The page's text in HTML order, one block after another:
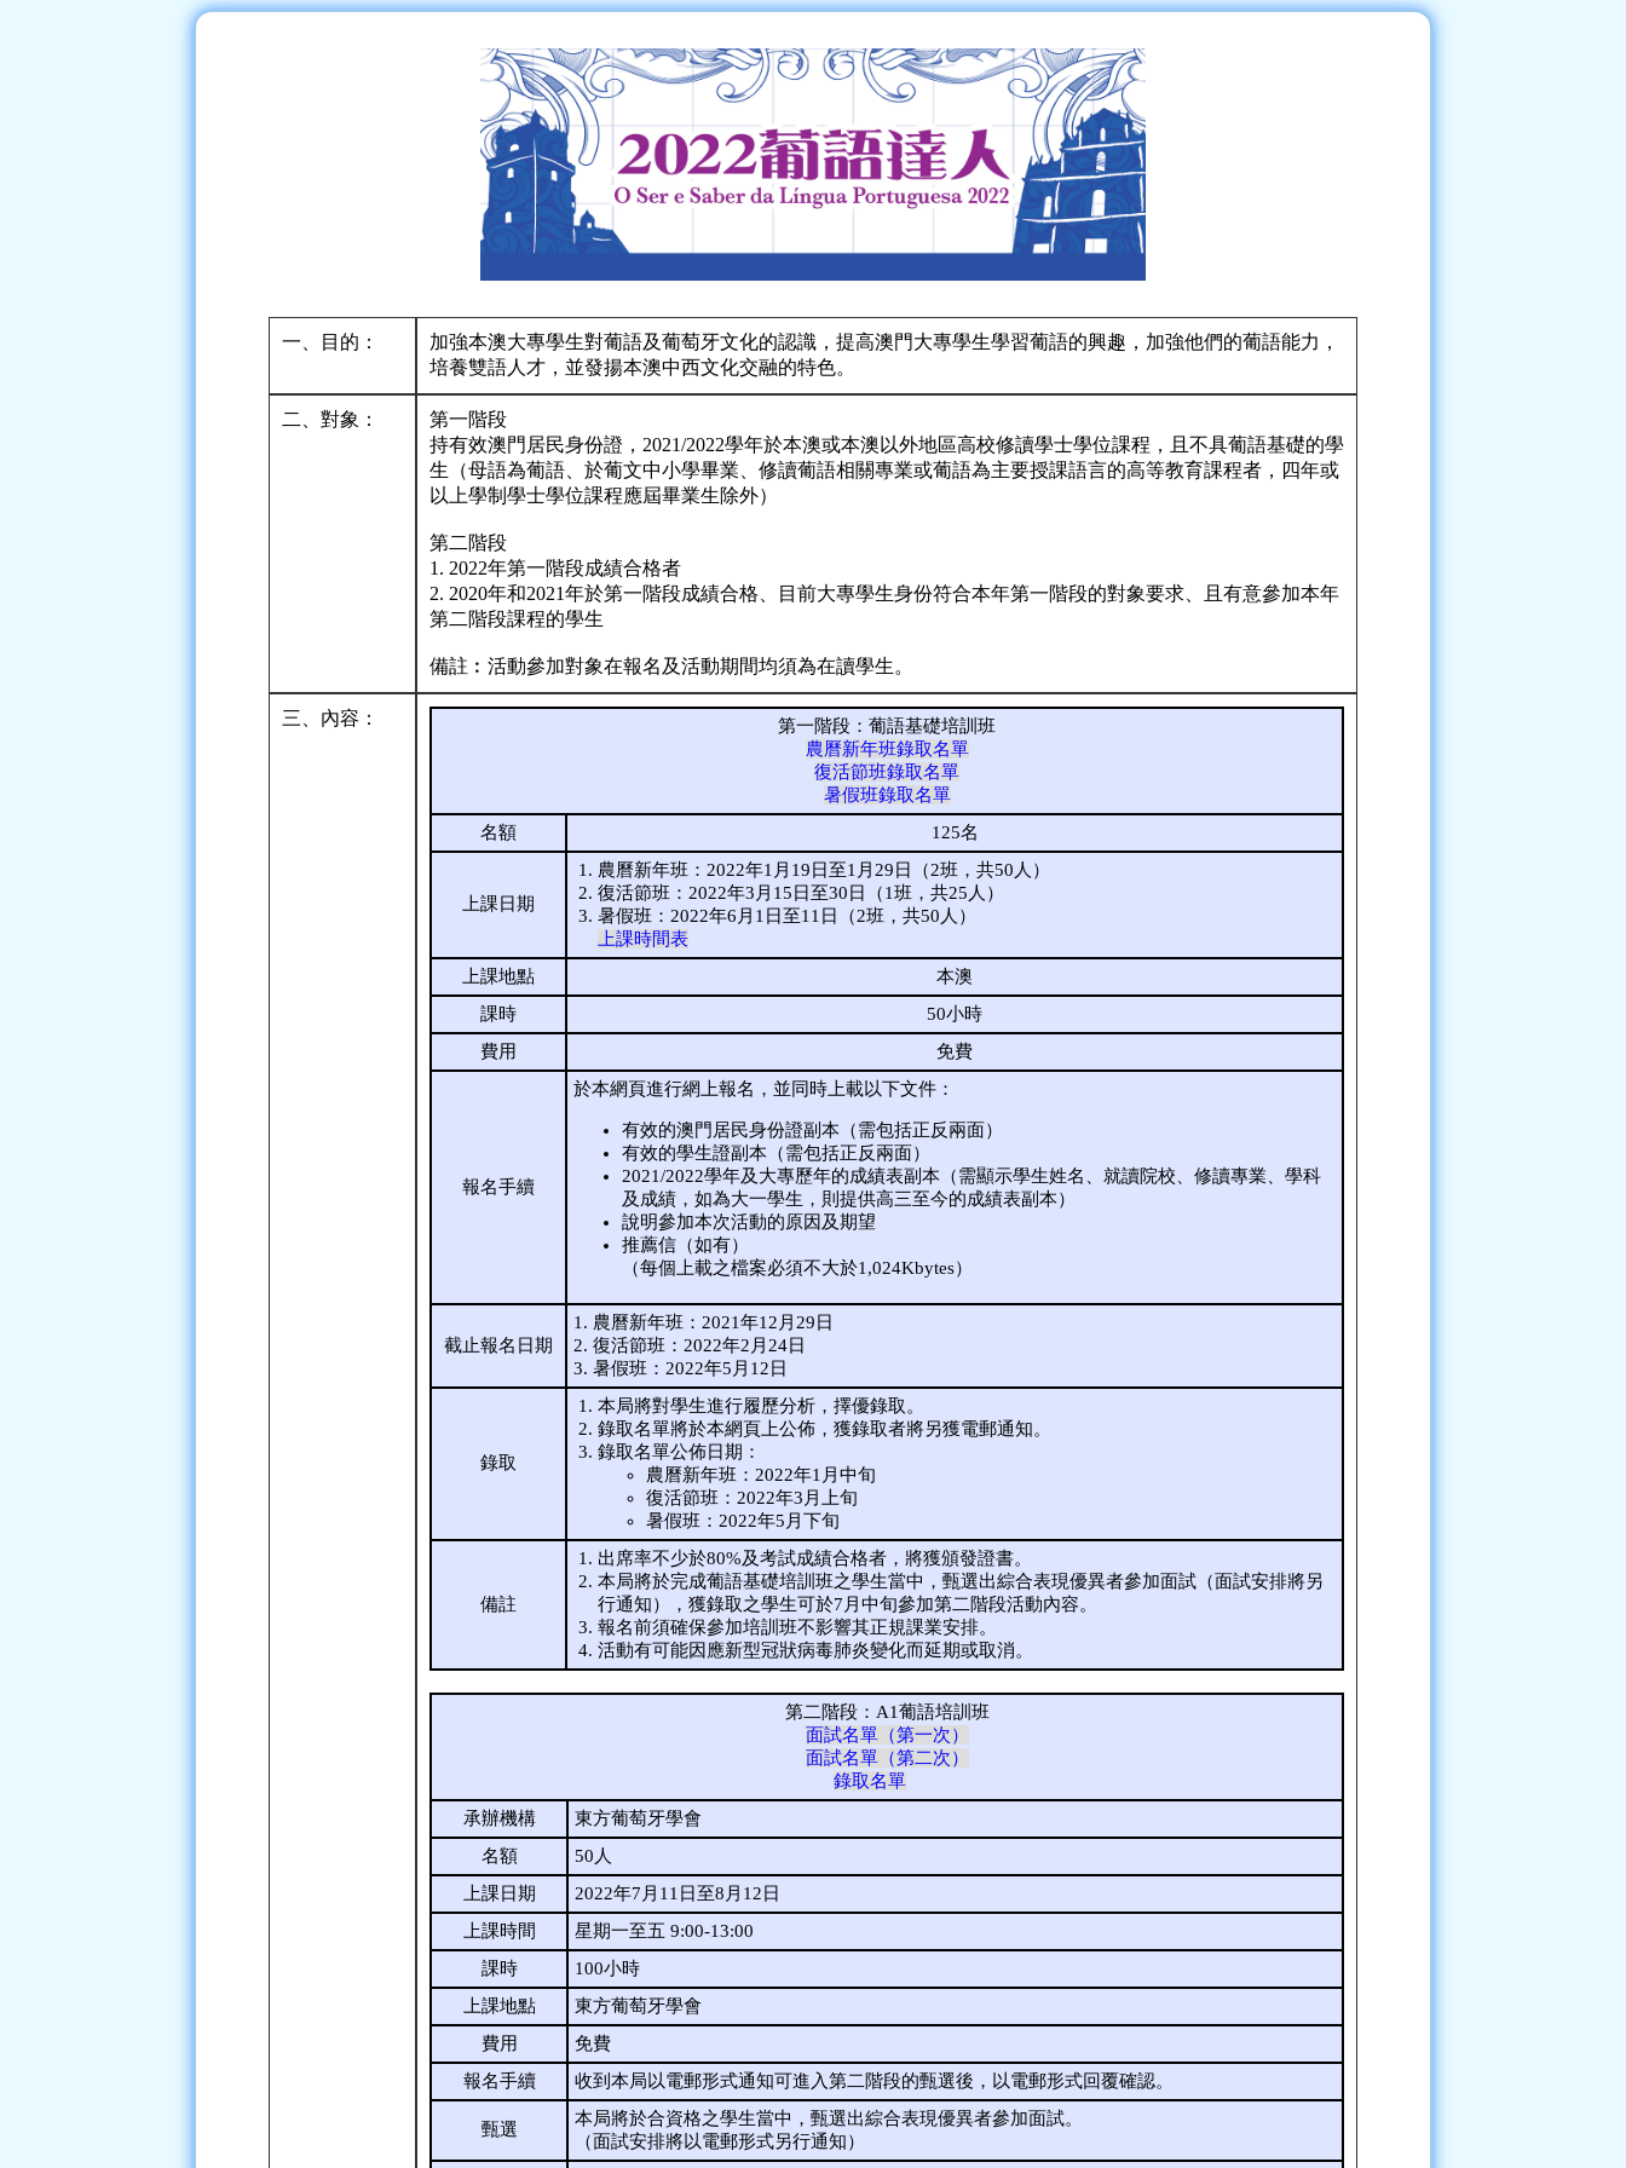
一、目的：
加強本澳大專學生對葡語及葡萄牙文化的認識，提高澳門大專學生學習葡語的興趣，加強他們的葡語能力，
培養雙語人才，並發揚本澳中西文化交融的特色。
二、對象：
第一階段
持有效澳門居民身份證，2021/2022學年於本澳或本澳以外地區高校修讀學士學位課程，且不具葡語基礎的學
生（母語為葡語、於葡文中小學畢業、修讀葡語相關專業或葡語為主要授課語言的高等教育課程者，四年或
以上學制學士學位課程應屆畢業生除外）
第二階段
1. 2022年第一階段成績合格者
2. 2020年和2021年於第一階段成績合格、目前大專學生身份符合本年第一階段的對象要求、且有意參加本年
第二階段課程的學生
備註︰活動參加對象在報名及活動期間均須為在讀學生。
三、內容：
第一階段：葡語基礎培訓班
農曆新年班錄取名單
復活節班錄取名單
暑假班錄取名單
名額
125名
上課日期
農曆新年班：2022年1月19日至1月29日（2班，共50人）
復活節班：2022年3月15日至30日（1班，共25人）
暑假班：2022年6月1日至11日（2班，共50人）
上課時間表
上課地點
本澳
課時
50小時
費用
免費
報名手續
於本網頁進行網上報名，並同時上載以下文件：
有效的澳門居民身份證副本（需包括正反兩面）
有效的學生證副本（需包括正反兩面）
2021/2022學年及大專歷年的成績表副本（需顯示學生姓名、就讀院校、修讀專業、學科
及成績，如為大一學生，則提供高三至今的成績表副本）
說明參加本次活動的原因及期望
推薦信（如有）
（每個上載之檔案必須不大於1,024Kbytes）
截止報名日期
1. 農曆新年班：2021年12月29日
2. 復活節班：2022年2月24日
3. 暑假班：2022年5月12日
錄取
本局將對學生進行履歷分析，擇優錄取。
錄取名單將於本網頁上公佈，獲錄取者將另獲電郵通知。
錄取名單公佈日期：
農曆新年班：2022年1月中旬
復活節班：2022年3月上旬
暑假班：2022年5月下旬
備註
出席率不少於80%及考試成績合格者，將獲頒發證書。
本局將於完成葡語基礎培訓班之學生當中，甄選出綜合表現優異者參加面試（面試安排將另
行通知），獲錄取之學生可於7月中旬參加第二階段活動內容。
報名前須確保參加培訓班不影響其正規課業安排。
活動有可能因應新型冠狀病毒肺炎變化而延期或取消。
第二階段：A1葡語培訓班
面試名單（第一次）
面試名單（第二次）
錄取名單
承辦機構
東方葡萄牙學會
名額
50人
上課日期
2022年7月11日至8月12日
上課時間
星期一至五 9:00-13:00
課時
100小時
上課地點
東方葡萄牙學會
費用
免費
報名手續
收到本局以電郵形式通知可進入第二階段的甄選後，以電郵形式回覆確認。
甄選
本局將於合資格之學生當中，甄選出綜合表現優異者參加面試。
（面試安排將以電郵形式另行通知）